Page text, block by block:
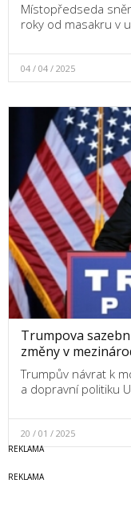
Místopředseda
roky od masakru v
04 / 04 / 2025
Trumpova
změny v
Trumpův návrat k
a dopravní politiku
20 / 01 / 2025